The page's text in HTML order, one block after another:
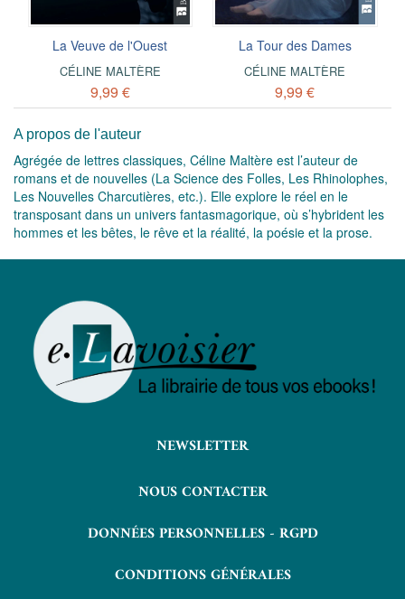
La Veuve de l'Ouest
CÉLINE MALTÈRE
9,99 €
La Tour des Dames
CÉLINE MALTÈRE
9,99 €
A propos de l'auteur
Agrégée de lettres classiques, Céline Maltère est l’auteur de
romans et de nouvelles (La Science des Folles, Les Rhinolophes,
Les Nouvelles Charcutières, etc.). Elle explore le réel en le
transposant dans un univers fantasmagorique, où s’hybrident les
hommes et les bêtes, le rêve et la réalité, la poésie et la prose.
NEWSLETTER
NOUS CONTACTER
DONNÉES PERSONNELLES - RGPD
CONDITIONS GÉNÉRALES